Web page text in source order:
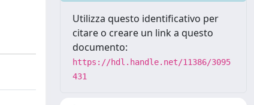
Utilizza questo identificativo per
citare o creare un link a questo
documento:
https://hdl.handle.net/11386/3095
431